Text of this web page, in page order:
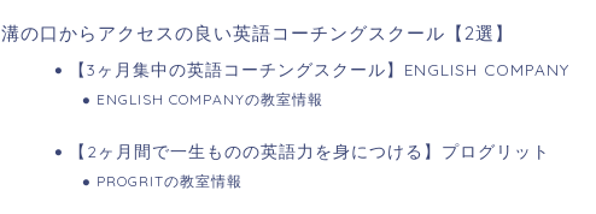
溝の口からアクセスの良い英語コーチングスクール【2選】
【3ヶ月集中の英語コーチングスクール】ENGLISH COMPANY
ENGLISH COMPANYの教室情報
【2ヶ月間で一生ものの英語力を身につける】プログリット
PROGRITの教室情報